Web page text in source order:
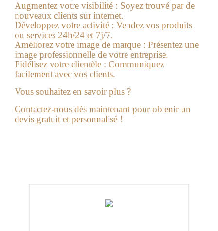
Augmentez votre visibilité : Soyez trouvé par de
nouveaux clients sur internet.
Développez votre activité : Vendez vos produits
ou services 24h/24 et 7j/7.
Améliorez votre image de marque : Présentez une
image professionnelle de votre entreprise.
Fidélisez votre clientèle : Communiquez
facilement avec vos clients.
Vous souhaitez en savoir plus ?
Contactez-nous dès maintenant pour obtenir un
devis gratuit et personnalisé !